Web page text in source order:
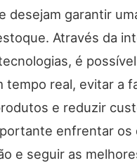
desejam garantir
Através da
é
tempo real, evitar a
e reduzir
enfrentar os
e seguir as